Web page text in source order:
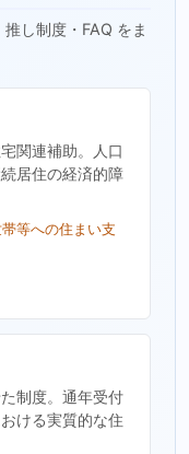
し制度・FAQ をま
関連補助。人口
居住の経済的障
等への住まい支
制度。通年受付
ける実質的な住